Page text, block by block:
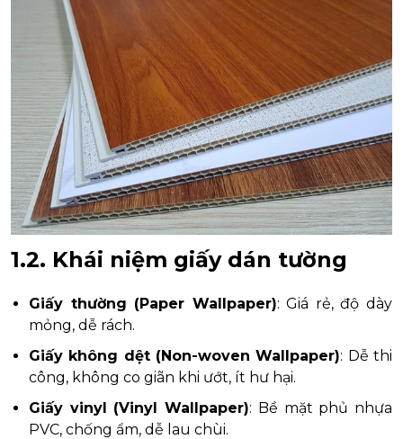
1.2. Khái niệm giấy dán tường
Giấy thường (Paper Wallpaper): Giá rẻ, độ dày
mỏng, dễ rách.
Giấy không dệt (Non-woven Wallpaper): Dễ thi
công, không co giãn khi ướt, ít hư hại.
Giấy vinyl (Vinyl Wallpaper): Bề mặt phủ nhựa
PVC, chống ẩm, dễ lau chùi.